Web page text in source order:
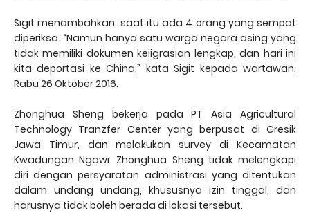
Sigit menambahkan, saat itu ada 4 orang yang sempat
diperiksa. “Namun hanya satu warga negara asing yang
tidak memiliki dokumen keiigrasian lengkap, dan hari ini
kita deportasi ke China,” kata Sigit kepada wartawan,
Rabu 26 Oktober 2016.
Zhonghua Sheng bekerja pada PT Asia Agricultural
Technology Tranzfer Center yang berpusat di Gresik
Jawa Timur, dan melakukan survey di Kecamatan
Kwadungan Ngawi. Zhonghua Sheng tidak melengkapi
diri dengan persyaratan administrasi yang ditentukan
dalam undang undang, khususnya izin tinggal, dan
harusnya tidak boleh berada di lokasi tersebut.